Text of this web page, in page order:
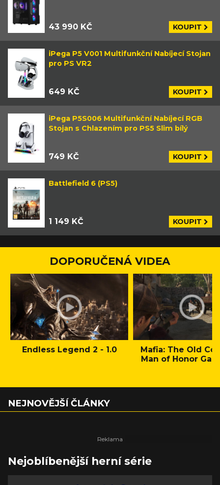
43 990 KČ KOUPIT
iPega P5 V001 Multifunkční Nabíjecí Stojan
pro PS VR2
649 KČ KOUPIT
iPega P5S006 Multifunkční Nabíjecí RGB
Stojan s Chlazením pro PS5 Slim bílý
749 KČ KOUPIT
Battlefield 6 (PS5)
1 149 KČ KOUPIT
DOPORUČENÁ VIDEA
Endless Legend 2 - 1.0
Mafia: The Old
Man of Honor
NEJNOVĚJŠÍ ČLÁNKY
Nejoblíbenější herní série